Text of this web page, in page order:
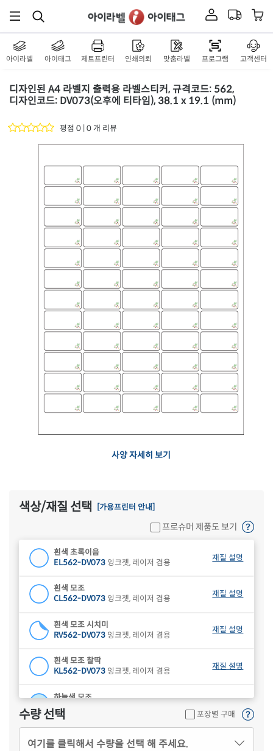
아이라벨 아이태그 제트프린터 인쇄의뢰 맞춤라벨 프로그램 고객센터
디자인된 A4 라벨지 출력용 라벨스티커, 규격코드: 562,
디자인코드: DV073(오후에 티타임), 38.1 x 19.1 (mm)
평점 0 | 0 개 리뷰
사양 자세히 보기
색상/재질 선택 [가용프린터 안내]
프로슈머 제품도 보기
흰색 초록이음
EL562-DV073 잉크젯, 레이저 겸용
재질 설명
흰색 모조
CL562-DV073 잉크젯, 레이저 겸용
재질 설명
흰색 모조 시치미
RV562-DV073 잉크젯, 레이저 겸용
재질 설명
흰색 모조 찰딱
KL562-DV073 잉크젯, 레이저 겸용
재질 설명
하늘색 모조
CL562B-DV073
재질 설명
CL562G-DV073잉크젯, 레이저 겸용
재질 설명
수량 선택 포장별 구매
여기를 클릭해서 수량을 선택 해 주세요.